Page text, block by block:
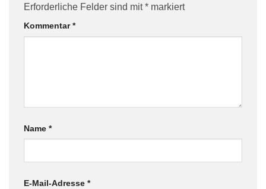
Erforderliche Felder sind mit* markiert
Kommentar*
Name *
E-Mail-Adresse *